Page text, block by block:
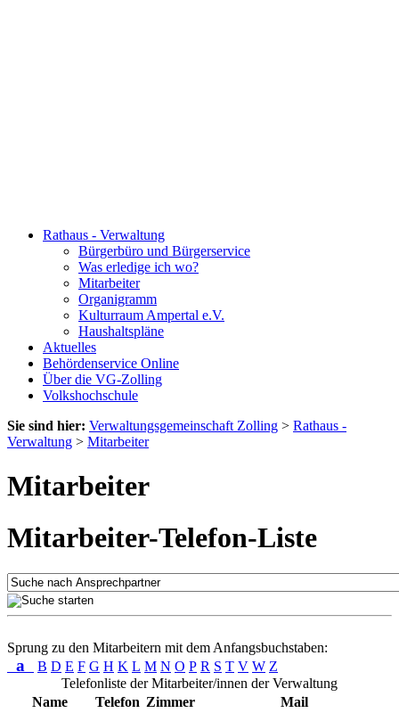
Rathaus - Verwaltung
Bürgerbüro und Bürgerservice
Was erledige ich wo?
Mitarbeiter
Organigramm
Kulturraum Ampertal e.V.
Haushaltspläne
Aktuelles
Behördenservice Online
Über die VG-Zolling
Volkshochschule
Sie sind hier: Verwaltungsgemeinschaft Zolling > Rathaus -
Verwaltung > Mitarbeiter
Mitarbeiter
Mitarbeiter-Telefon-Liste
Sprung zu den Mitarbeitern mit dem Anfangsbuchstaben:
a B D E F G H K L M N O P R S T V W Z
Telefonliste der Mitarbeiter/innen der Verwaltung
Name
Telefon Zimmer
Mail